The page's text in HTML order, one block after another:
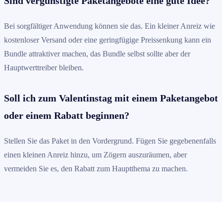
Bei sorgfältiger Anwendung können sie das. Ein kleiner Anreiz wie
kostenloser Versand oder eine geringfügige Preissenkung kann ein
Bundle attraktiver machen, das Bundle selbst sollte aber der
Hauptwerttreiber bleiben.
Soll ich zum Valentinstag mit einem Paketangebot
oder einem Rabatt beginnen?
Stellen Sie das Paket in den Vordergrund. Fügen Sie gegebenenfalls
einen kleinen Anreiz hinzu, um Zögern auszuräumen, aber
vermeiden Sie es, den Rabatt zum Hauptthema zu machen.